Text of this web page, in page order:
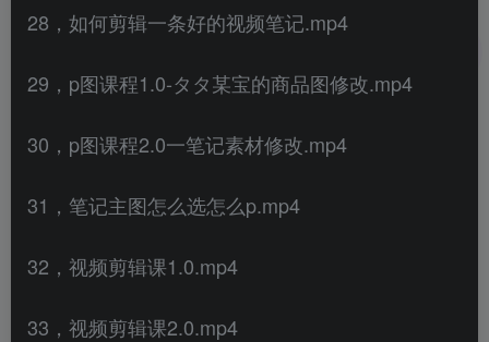
28，如何剪辑一条好的视频笔记.mp4
29，p图课程1.0-タタ某宝的商品图修改.mp4
30，p图课程2.0一笔记素材修改.mp4
31，笔记主图怎么选怎么p.mp4
32，视频剪辑课1.0.mp4
33，视频剪辑课2.0.mp4